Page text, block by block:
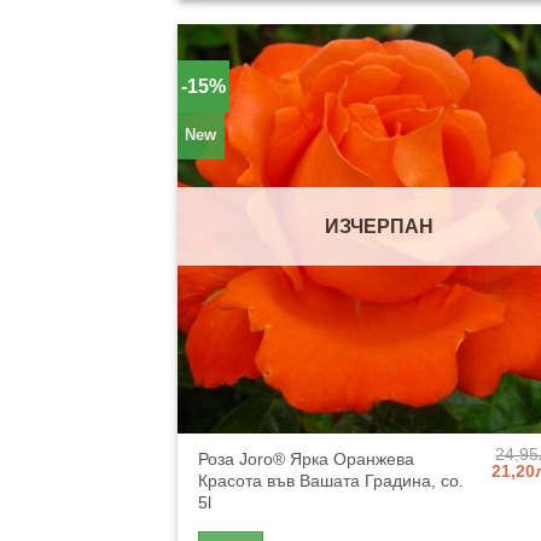
-15%
New
ИЗЧЕРПАН
Роза Joro® Ярка Оранжева
Красота във Вашата Градина, co.
5l
24,95
price
21,20